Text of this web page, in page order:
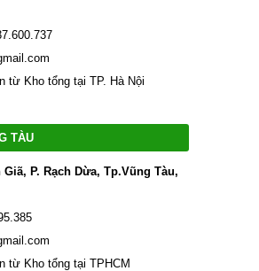
từ Kho tổng tại TP. Hà Nội
TÀU
P. Rạch Dừa, Tp.Vũng Tàu,
từ Kho tổng tại TPHCM